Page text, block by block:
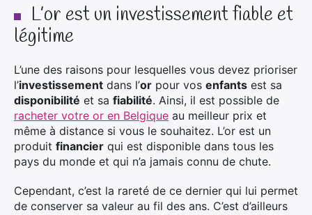
L’or est un investissement fiable et
légitime
L’une des raisons pour lesquelles vous devez prioriser
l’investissement dans l’or pour vos enfants est sa
disponibilité et sa fiabilité. Ainsi, il est possible de
racheter votre or en Belgique au meilleur prix et
même à distance si vous le souhaitez. L’or est un
produit financier qui est disponible dans tous les
pays du monde et qui n’a jamais connu de chute.
Cependant, c’est la rareté de ce dernier qui lui permet
de conserver sa valeur au fil des ans. C’est d’ailleurs